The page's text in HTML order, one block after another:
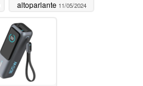
altoparlante 11/05/2024